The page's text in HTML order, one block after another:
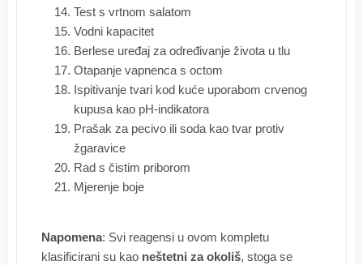
Test s vrtnom salatom
Vodni kapacitet
Berlese uređaj za određivanje života u tlu
Otapanje vapnenca s octom
Ispitivanje tvari kod kuće uporabom crvenog
kupusa kao pH-indikatora
Prašak za pecivo ili soda kao tvar protiv
žgaravice
Rad s čistim priborom
Mjerenje boje
Napomena: Svi reagensi u ovom kompletu
klasificirani su kao neštetni za okoliš, stoga se